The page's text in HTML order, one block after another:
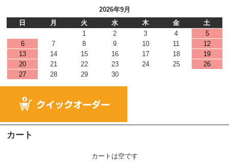
2026年9月
日
月 火 水 木 金
土
1
2 3 4
5
6
7 8 9 10 11
12
13
14 15 16 17 18
19
20
21 22 23 24 25
26
27
28 29 30
カート
カートは空です